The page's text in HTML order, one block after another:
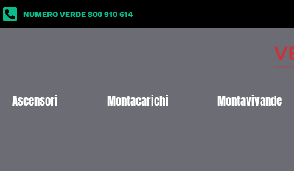
NUMERO VERDE 800 910 614
Ascensori Montacarichi Montavivande